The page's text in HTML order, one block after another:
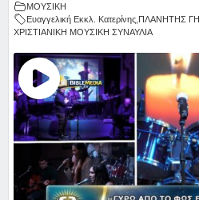
ΜΟΥΣΙΚΗ
Ευαγγελική Εκκλ. Κατερίνης ΠΛΑΝΗΤΗΣ ΓΗ
ΧΡΙΣΤΙΑΝΙΚΗ ΜΟΥΣΙΚΗ ΣΥΝΑΥΛΙΑ